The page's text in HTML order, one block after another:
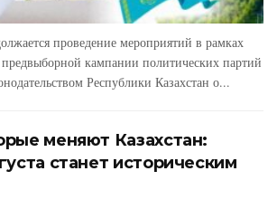
проведение мероприятий в рамках
предвыборной кампании политических партий
Республики Казахстан о...
меняют Казахстан:
станет историческим